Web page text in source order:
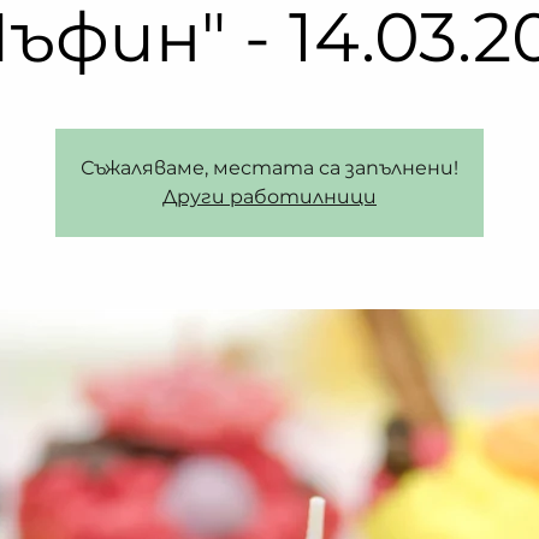
-
Съжаляваме, местата са запълнени!
Други работилници